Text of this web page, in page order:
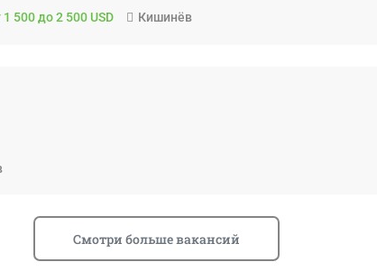
1 500 до 2 500 USD Кишинёв
Смотри больше вакансий